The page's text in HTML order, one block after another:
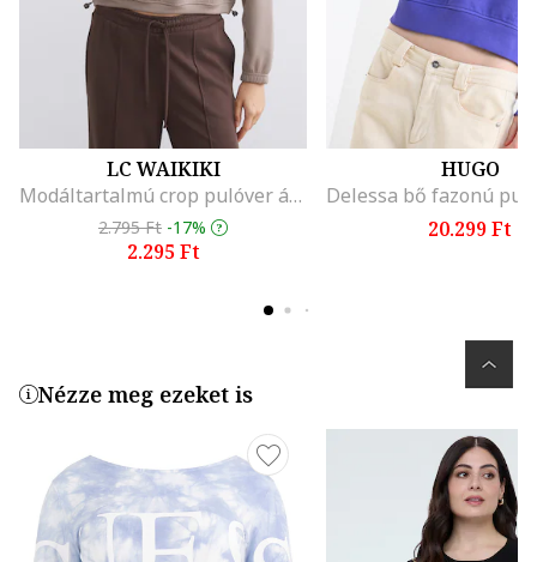
LC WAIKIKI
Modáltartalmú crop pulóver állítható alsó szegéllyel, Világos tópbarna
2.795 Ft -17%
2.295 Ft
HUGO
20.299 Ft
Nézze meg ezeket is